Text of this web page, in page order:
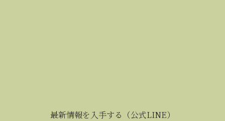
最新情報を入手する（公式LINE）